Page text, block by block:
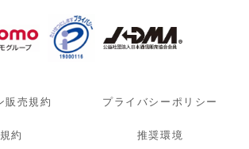
販売規約 プライバシーポリシー
約 推奨環境